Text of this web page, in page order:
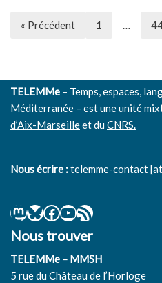
« Précédent 1 …
TELEMMe – Temps, espaces,
Méditerranée – est une unité
d’Aix-Marseilleet duCNRS.
Nous écrire :telemme-contact
Nous trouver
TELEMMe – MMSH
5 rue du Château de l’Horloge